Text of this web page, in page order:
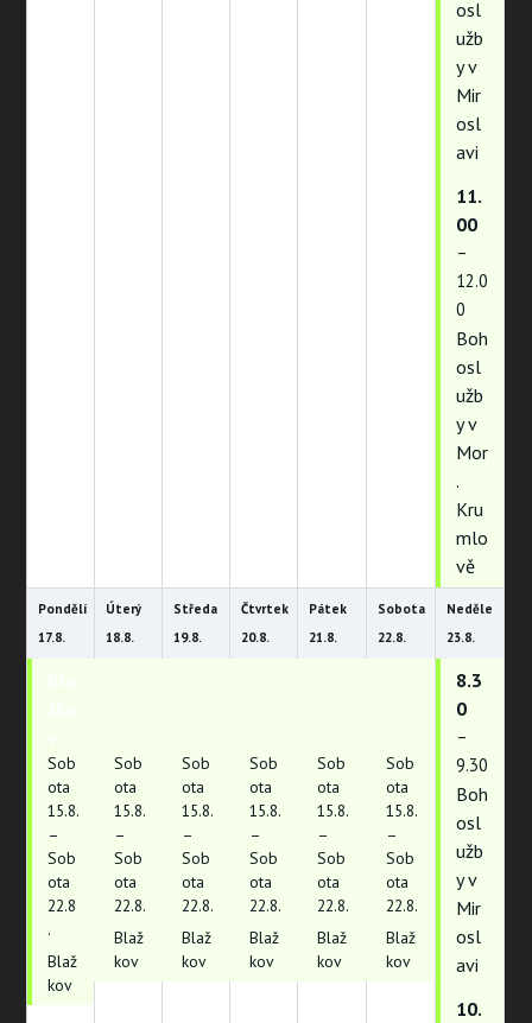
osl
užb
y v
Mir
osl
avi
11.
00
–
12.0
0
Boh
osl
užb
y v
Mor
.
Kru
mlo
vě
Pondělí
17.8.
Sob
ota
15.8.
–
Sob
ota
22.8
.
Blaž
kov
Úterý
18.8.
Sob
ota
15.8.
–
Sob
ota
22.8.
Blaž
kov
Středa
19.8.
Sob
ota
15.8.
–
Sob
ota
22.8.
Blaž
kov
Čtvrtek
20.8.
Sob
ota
15.8.
–
Sob
ota
22.8.
Blaž
kov
Pátek
21.8.
Sob
ota
15.8.
–
Sob
ota
22.8.
Blaž
kov
Sobota
22.8.
Sob
ota
15.8.
–
Sob
ota
22.8.
Blaž
kov
Neděle
23.8.
8.3
0
–
9.30
Boh
osl
užb
y v
Mir
osl
avi
10.